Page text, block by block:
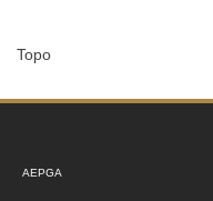
Topo
AEPGA